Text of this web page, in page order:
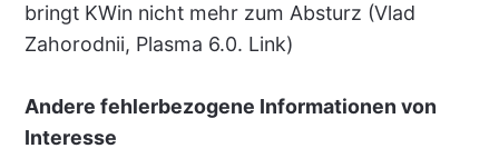
bringt KWin nicht mehr zum Absturz (Vlad
Zahorodnii, Plasma 6.0. Link)
Andere fehlerbezogene Informationen von
Interesse